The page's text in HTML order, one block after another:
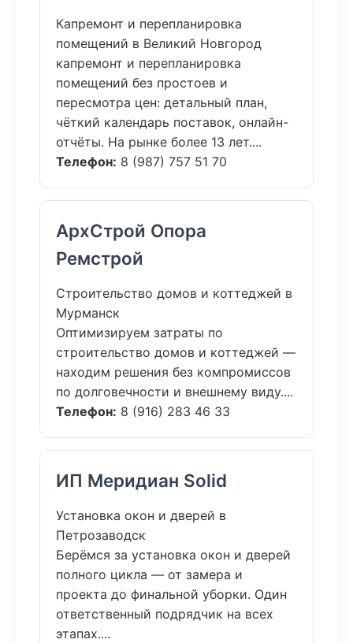
Капремонт и перепланировка
помещений в Великий Новгород
капремонт и перепланировка
помещений без простоев и
пересмотра цен: детальный план,
чёткий календарь поставок, онлайн-
отчёты. На рынке более 13 лет....
Телефон: 8 (987) 757 51 70
АрхСтрой Опора
Ремстрой
Строительство домов и коттеджей в
Мурманск
Оптимизируем затраты по
строительство домов и коттеджей —
находим решения без компромиссов
по долговечности и внешнему виду....
Телефон: 8 (916) 283 46 33
ИП Меридиан Solid
Установка окон и дверей в
Петрозаводск
Берёмся за установка окон и дверей
полного цикла — от замера и
проекта до финальной уборки. Один
ответственный подрядчик на всех
этапах....